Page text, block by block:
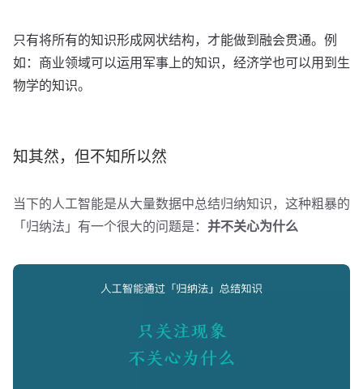
只有将所有的知识形成网状结构，才能做到融会贯通。例
如：商业领域可以运用军事上的知识，经济学也可以用到生
物学的知识。
知其然，但不知所以然
当下的人工智能是从大量数据中总结归纳知识，这种粗暴的
「归纳法」有一个很大的问题是： 并不关心为什么